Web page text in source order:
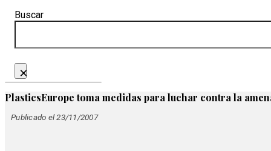
Buscar
×
PlasticsEurope toma medidas para luchar contra la
Publicado el 23/11/2007